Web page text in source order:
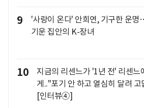
9
'사랑이 온다' 안희연, 기구한 운명
기운 집안의 K-장녀
10
지금의 리센느가 '1년 전' 리센느
게.."포기 안 하고 열심히 달려 고
[인터뷰④]